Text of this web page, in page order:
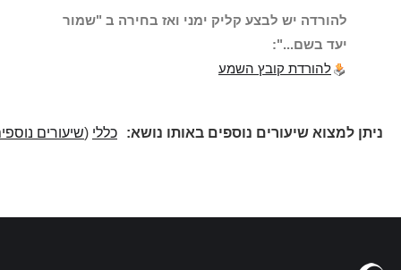
להורדה יש לבצע קליק ימני ואז בחירה ב "שמור
יעד בשם...":
להורדת קובץ השמע
ניתן למצוא שיעורים נוספים באותו נושא: כללי(שיעורים נוספים)